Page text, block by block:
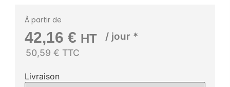
À partir de
42,16€ HT / jour *
50,59 € TTC
Livraison